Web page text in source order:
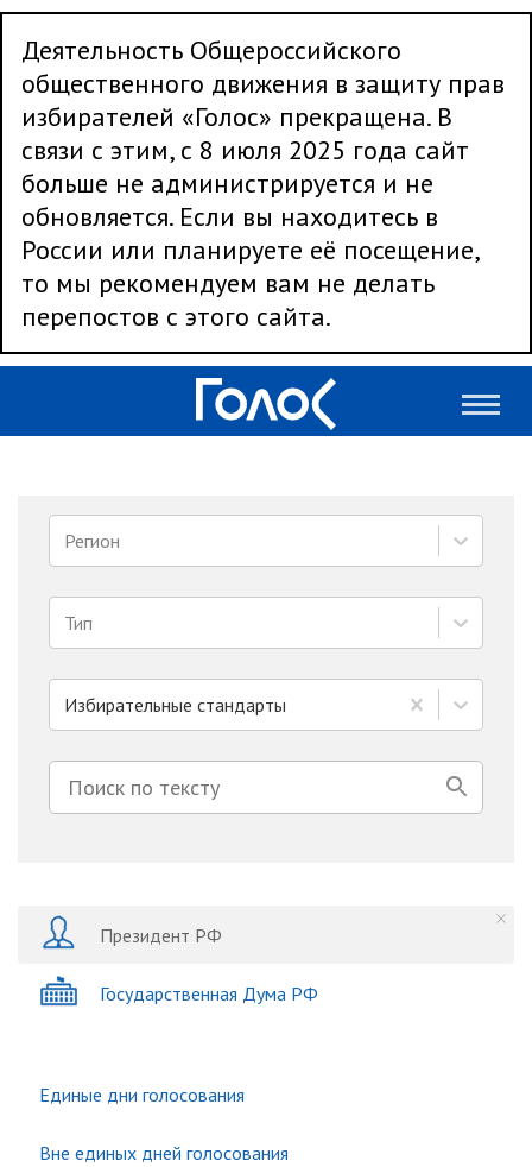
Деятельность Общероссийского
общественного движения в защиту прав
избирателей «Голос» прекращена. В
связи с этим, с 8 июля 2025 года сайт
больше не администрируется и не
обновляется. Если вы находитесь в
России или планируете её посещение,
то мы рекомендуем вам не делать
перепостов с этого сайта.
Регион
Тип
Избирательные стандарты
Президент РФ
Государственная Дума РФ
Единые дни голосования
Вне единых дней голосования